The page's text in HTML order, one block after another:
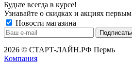
Будьте всегда в курсе!
Узнавайте о скидках и акциях первым
Новости магазина
2026 © СТАРТ-ЛАЙН.РФ Пермь
Компания